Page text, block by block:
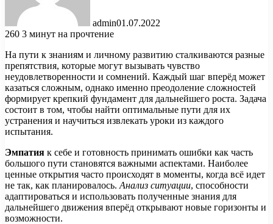
admin01.07.2022
260 3 минут на прочтение
На пути к знаниям и личному развитию сталкиваются разные
препятствия, которые могут вызывать чувство
неудовлетворенности и сомнений. Каждый шаг вперёд может
казаться сложным, однако именно преодоление сложностей
формирует крепкий фундамент для дальнейшего роста. Задача
состоит в том, чтобы найти оптимальные пути для их
устранения и научиться извлекать уроки из каждого
испытания.
Эмпатия к себе и готовность принимать ошибки как часть
большого пути становятся важными аспектами. Наиболее
ценные открытия часто происходят в моменты, когда всё идет
не так, как планировалось. Анализ ситуации, способности
адаптироваться и использовать полученные знания для
дальнейшего движения вперёд открывают новые горизонты и
возможности.